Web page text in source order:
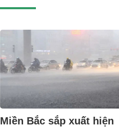
Miền Bắc sắp xuất hiện